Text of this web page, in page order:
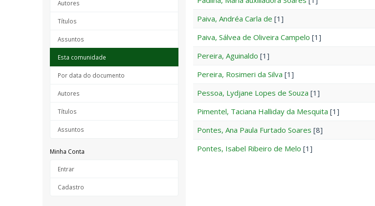
Autores
Títulos
Assuntos
Esta comunidade
Por data do documento
Autores
Títulos
Assuntos
Minha Conta
Entrar
Cadastro
Paiva, Andréa Carla de [1]
Paiva, Sálvea de Oliveira Campelo [1]
Pereira, Aguinaldo [1]
Pereira, Rosimeri da Silva [1]
Pessoa, Lydjane Lopes de Souza [1]
Pimentel, Taciana Halliday da Mesquita [1]
Pontes, Ana Paula Furtado Soares [8]
Pontes, Isabel Ribeiro de Melo [1]